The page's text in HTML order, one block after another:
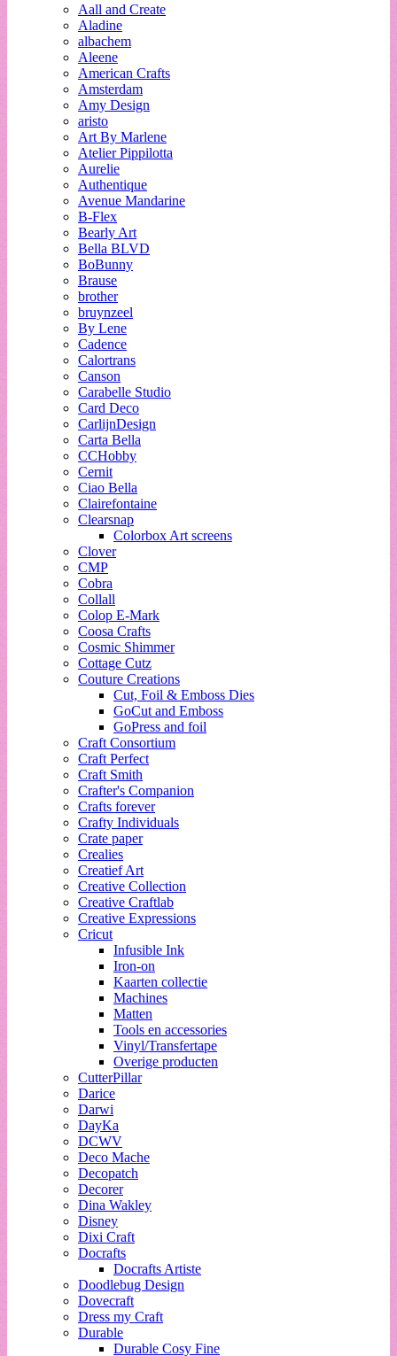
Aall and Create
Aladine
albachem
Aleene
American Crafts
Amsterdam
Amy Design
aristo
Art By Marlene
Atelier Pippilotta
Aurelie
Authentique
Avenue Mandarine
B-Flex
Bearly Art
Bella BLVD
BoBunny
Brause
brother
bruynzeel
By Lene
Cadence
Calortrans
Canson
Carabelle Studio
Card Deco
CarlijnDesign
Carta Bella
CCHobby
Cernit
Ciao Bella
Clairefontaine
Clearsnap
Colorbox Art screens
Clover
CMP
Cobra
Collall
Colop E-Mark
Coosa Crafts
Cosmic Shimmer
Cottage Cutz
Couture Creations
Cut, Foil & Emboss Dies
GoCut and Emboss
GoPress and foil
Craft Consortium
Craft Perfect
Craft Smith
Crafter's Companion
Crafts forever
Crafty Individuals
Crate paper
Crealies
Creatief Art
Creative Collection
Creative Craftlab
Creative Expressions
Cricut
Infusible Ink
Iron-on
Kaarten collectie
Machines
Matten
Tools en accessories
Vinyl/Transfertape
Overige producten
CutterPillar
Darice
Darwi
DayKa
DCWV
Deco Mache
Decopatch
Decorer
Dina Wakley
Disney
Dixi Craft
Docrafts
Docrafts Artiste
Doodlebug Design
Dovecraft
Dress my Craft
Durable
Durable Cosy Fine